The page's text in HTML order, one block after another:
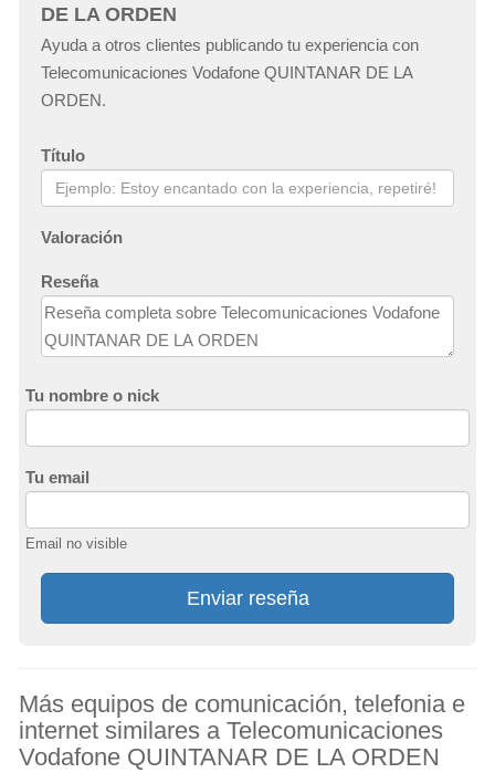
DE LA ORDEN
Ayuda a otros clientes publicando tu experiencia con
Telecomunicaciones Vodafone QUINTANAR DE LA
ORDEN.
Título
Valoración
Reseña
Tu nombre o nick
Tu email
Email no visible
Enviar reseña
Más equipos de comunicación, telefonia e
internet similares a Telecomunicaciones
Vodafone QUINTANAR DE LA ORDEN